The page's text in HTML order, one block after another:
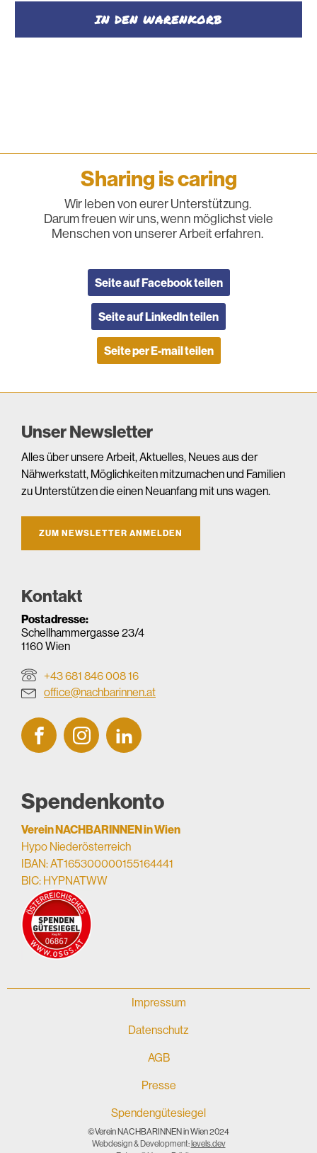
IN DEN WARENKORB
Sharing is caring
Wir leben von eurer Unterstützung.
Darum freuen wir uns, wenn möglichst viele
Menschen von unserer Arbeit erfahren.
Seite auf Facebook teilen
Seite auf LinkedIn teilen
Seite per E-mail teilen
Unser Newsletter
Alles über unsere Arbeit, Aktuelles, Neues aus der
Nähwerkstatt, Möglichkeiten mitzumachen und Familien
zu Unterstützen die einen Neuanfang mit uns wagen.
ZUM NEWSLETTER ANMELDEN
Kontakt
Postadresse:
Schellhammergasse 23/4
1160 Wien
+43 681 846 008 16
office@nachbarinnen.at
Spendenkonto
Verein NACHBARINNEN in Wien
Hypo Niederösterreich
IBAN: AT165300000155164441
BIC: HYPNATWW
Impressum
Datenschutz
AGB
Presse
Spendengütesiegel
©Verein NACHBARINNEN in Wien 2024
Webdesign & Development:levels.dev